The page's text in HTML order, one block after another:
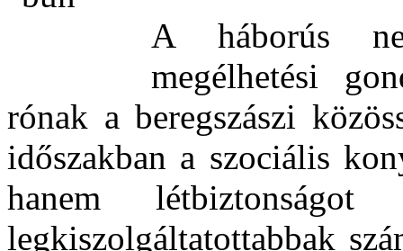
A háborús
megélhetési
rónak a beregszászi
időszakban a szociális
hanem
legkiszolgáltatottabbak